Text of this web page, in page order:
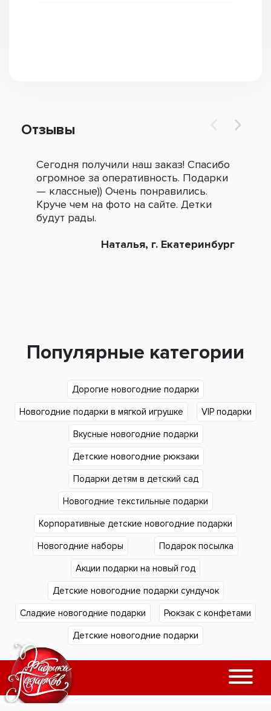
Отзывы
Сегодня получили наш заказ! Спасибо
огромное за оперативность. Подарки
— классные)) Очень понравились.
Круче чем на фото на сайте. Детки
будут рады.
Наталья, г. Екатеринбург
Популярные категории
Дорогие новогодние подарки
Новогодние подарки в мягкой игрушке VIP подарки
Вкусные новогодние подарки
Детские новогодние рюкзаки
Подарки детям в детский сад
Новогодние текстильные подарки
Корпоративные детские новогодние подарки
Новогодние наборы Подарок посылка
Акции подарки на новый год
Детские новогодние подарки сундучок
Сладкие новогодние подарки Рюкзак с конфетами
Детские новогодние подарки